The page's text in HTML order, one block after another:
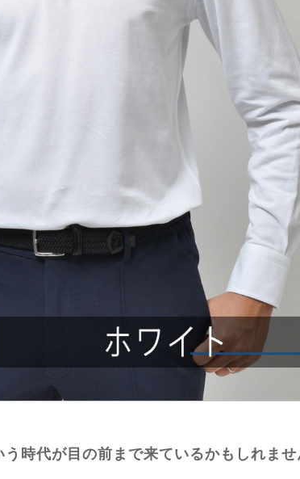
時代が目の前まで来ているかもしれませ